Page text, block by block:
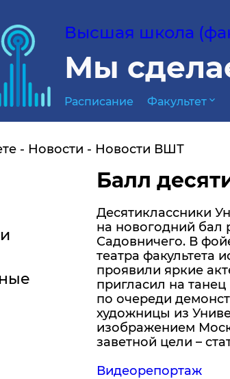
Высшая школа
Мы
Расписание Факультет expand_more
Новости Новости ВШТ
Балл
Десятиклассники
на новогодний бал
Садовничего. В
театра факультета
проявили яркие
пригласил на
по очереди
художницы из
изображением
заветной цели –
Видеорепортаж